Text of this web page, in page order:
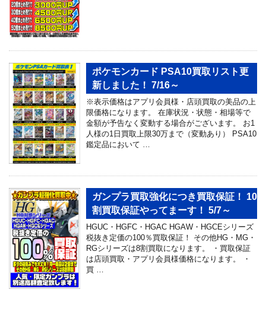
ポケモンカード PSA10買取リスト更
新しました！ 7/16～
※表示価格はアプリ会員様・店頭買取の美品の上
限価格になります。 在庫状況・状態・相場等で
金額が予告なく変動する場合がございます。 お1
人様の1日買取上限30万まで（変動あり） PSA10
鑑定品において …
ガンプラ買取強化につき買取保証！ 10
割買取保証やってまーす！ 5/7～
HGUC・HGFC・HGAC HGAW・HGCEシリーズ
税抜き定価の100％買取保証！ その他HG・MG・
RGシリーズは8割買取になります。 ・買取保証
は店頭買取・アプリ会員様価格になります。 ・
買 …